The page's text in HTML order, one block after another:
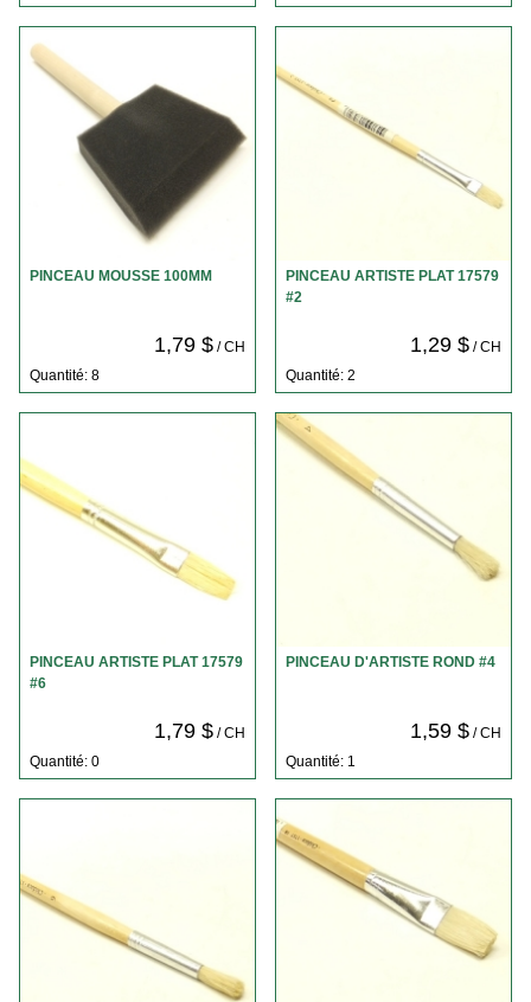
PINCEAU MOUSSE 100MM
1,79 $/ CH
Quantité: 8
PINCEAU ARTISTE PLAT 17579
#2
1,29 $/ CH
Quantité: 2
PINCEAU ARTISTE PLAT 17579
#6
1,79 $/ CH
Quantité: 0
PINCEAU D'ARTISTE ROND #4
1,59 $/ CH
Quantité: 1